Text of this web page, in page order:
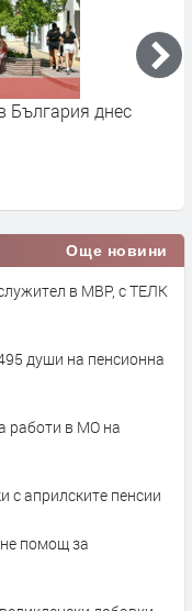
България днес
Още новини
в МВР, с ТЕЛК
души на пенсионна
работи в МО на
с априлските пенсии
помощ за